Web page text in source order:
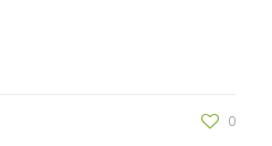
0